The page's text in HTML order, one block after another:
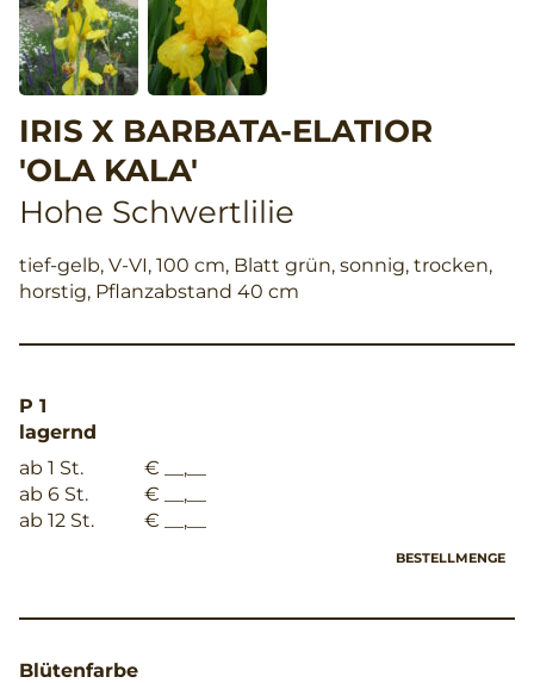
IRIS X BARBATA-ELATIOR
'OLA KALA'
Hohe Schwertlilie
tief-gelb, V-VI, 100 cm, Blatt grün, sonnig, trocken,
horstig, Pflanzabstand 40 cm
P 1
lagernd
ab 1 St.
€ __,__
ab 6 St.
€ __,__
ab 12 St.
€ __,__
BESTELLMENGE
Blütenfarbe